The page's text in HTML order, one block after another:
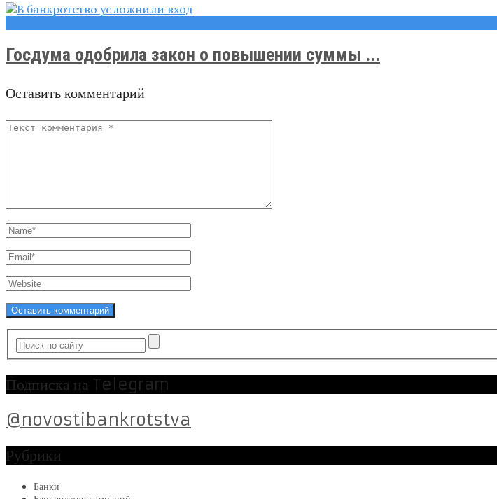
Госдума одобрила закон о повышении суммы ...
Оставить комментарий
Подписка на Telegram
@novostibankrotstva
Рубрики
Банки